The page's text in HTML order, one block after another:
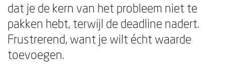
dat je de kern van het probleem niet te
pakken hebt, terwijl de deadline nadert.
Frustrerend, want je wilt écht waarde
toevoegen.